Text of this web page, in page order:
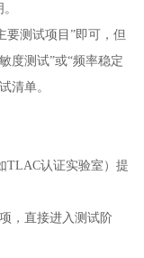
要测试项目”即可，但
度测试”或“频率稳定
清单。
TLAC认证实验室）提
，直接进入测试阶